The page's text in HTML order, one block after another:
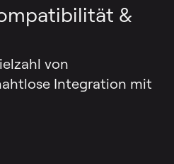
&
von
Integration mit